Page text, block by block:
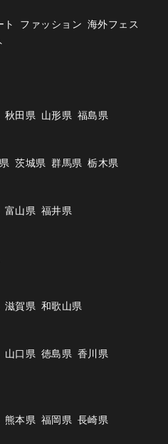
ト ファッション 海外フェス
秋田県 山形県 福島県
茨城県 群馬県 栃木県
富山県 福井県
滋賀県 和歌山県
山口県 徳島県 香川県
熊本県 福岡県 長崎県